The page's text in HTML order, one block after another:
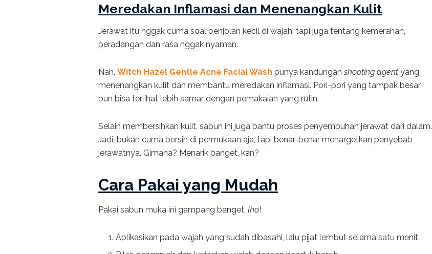
Meredakan Inflamasi dan Menenangkan Kulit
Jerawat itu nggak cuma soal benjolan kecil di wajah, tapi juga tentang kemerahan,
peradangan dan rasa nggak nyaman.
Nah, Witch Hazel Gentle Acne Facial Wash punya kandungan shooting agent yang
menenangkan kulit dan membantu meredakan inflamasi. Pori-pori yang tampak besar
pun bisa terlihat lebih samar dengan pemakaian yang rutin.
Selain membersihkan kulit, sabun ini juga bantu proses penyembuhan jerawat dari dalam.
Jadi, bukan cuma bersih di permukaan aja, tapi benar-benar menargetkan penyebab
jerawatnya. Gimana? Menarik banget, kan?
Cara Pakai yang Mudah
Pakai sabun muka ini gampang banget, lho!
Aplikasikan pada wajah yang sudah dibasahi, lalu pijat lembut selama satu menit.